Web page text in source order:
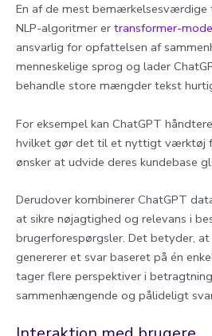
En af de mest bemærkelsesværdige
NLP-algoritmer er transformer-
ansvarlig for opfattelsen af
menneskelige sprog og lader
behandle store mængder tekst
For eksempel kan ChatGPT
hvilket gør det til et nyttigt værktøj
ønsker at udvide deres kundebase
Derudover kombinerer ChatGPT
at sikre nøjagtighed og relevans i
brugerforespørgsler. Det betyder,
genererer et svar baseret på én
tager flere perspektiver i
sammenhængende og pålideligt